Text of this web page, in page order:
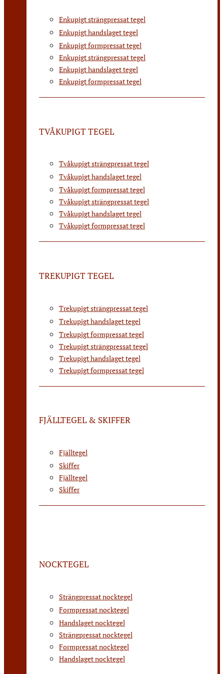
Enkupigt strängpressat tegel
Enkupigt handslaget tegel
Enkupigt formpressat tegel
Enkupigt strängpressat tegel
Enkupigt handslaget tegel
Enkupigt formpressat tegel
TVÅKUPIGT TEGEL
Tvåkupigt strängpressat tegel
Tvåkupigt handslaget tegel
Tvåkupigt formpressat tegel
Tvåkupigt strängpressat tegel
Tvåkupigt handslaget tegel
Tvåkupigt formpressat tegel
TREKUPIGT TEGEL
Trekupigt strängpressat tegel
Trekupigt handslaget tegel
Trekupigt formpressat tegel
Trekupigt strängpressat tegel
Trekupigt handslaget tegel
Trekupigt formpressat tegel
FJÄLLTEGEL & SKIFFER
Fjälltegel
Skiffer
Fjälltegel
Skiffer
NOCKTEGEL
Strängpressat nocktegel
Formpressat nocktegel
Handslaget nocktegel
Strängpressat nocktegel
Formpressat nocktegel
Handslaget nocktegel